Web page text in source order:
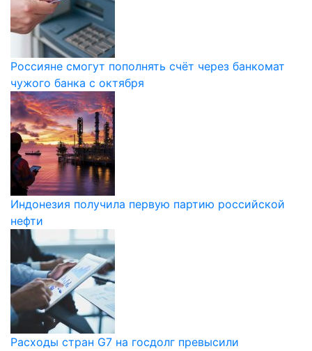
Россияне смогут пополнять счёт через банкомат
чужого банка с октября
Индонезия получила первую партию российской
нефти
Расходы стран G7 на госдолг превысили